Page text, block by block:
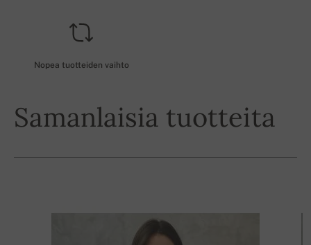
Nopea tuotteiden vaihto
Samanlaisia tuotteita